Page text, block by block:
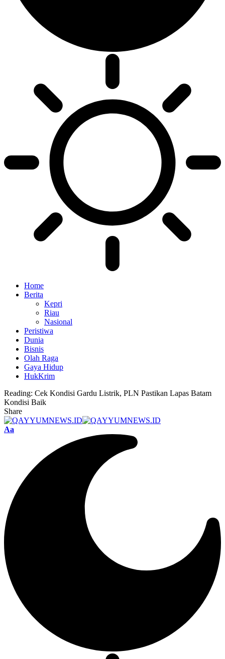
Home
Berita
Kepri
Riau
Nasional
Peristiwa
Dunia
Bisnis
Olah Raga
Gaya Hidup
HukKrim
Reading: Cek Kondisi Gardu Listrik, PLN Pastikan Lapas Batam
Kondisi Baik
Share
Font
Aa